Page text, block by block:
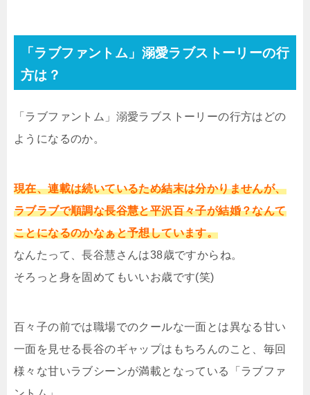
「ラブファントム」溺愛ラブストーリーの行
方は？
「ラブファントム」溺愛ラブストーリーの行方はどの
ようになるのか。
現在、連載は続いているため結末は分かりませんが、
ラブラブで順調な長谷慧と平沢百々子が結婚？なんて
ことになるのかなぁと予想しています。
なんたって、長谷慧さんは38歳ですからね。
そろっと身を固めてもいいお歳です(笑)
百々子の前では職場でのクールな一面とは異なる甘い
一面を見せる長谷のギャップはもちろんのこと、毎回
様々な甘いラブシーンが満載となっている「ラブファ